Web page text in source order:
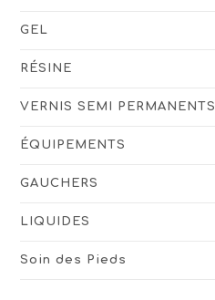
GEL
RÉSINE
VERNIS SEMI PERMANENTS
ÉQUIPEMENTS
GAUCHERS
LIQUIDES
Soin des Pieds